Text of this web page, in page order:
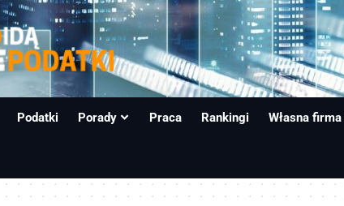
Podatki Porady Praca Rankingi Własna firma